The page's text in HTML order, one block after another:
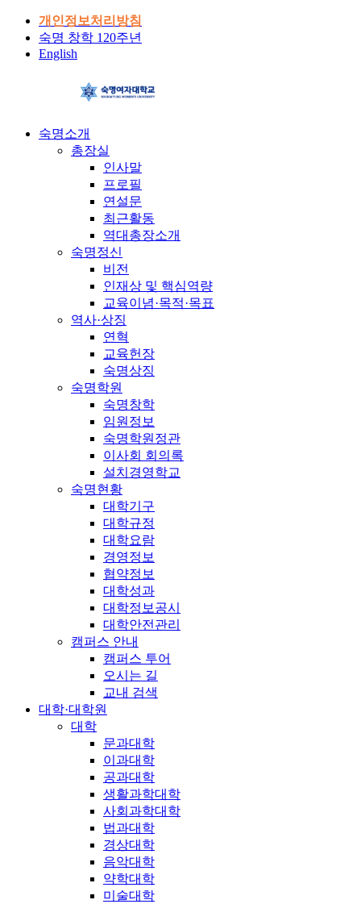
개인정보처리방침
숙명 창학 120주년
English
숙명소개
총장실
인사말
프로필
연설문
최근활동
역대총장소개
숙명정신
비전
인재상 및 핵심역량
교육이념·목적·목표
역사·상징
연혁
교육헌장
숙명상징
숙명학원
숙명창학
임원정보
숙명학원정관
이사회 회의록
설치경영학교
숙명현황
대학기구
대학규정
대학요람
경영정보
협약정보
대학성과
대학정보공시
대학안전관리
캠퍼스 안내
캠퍼스 투어
오시는 길
교내 검색
대학·대학원
대학
문과대학
이과대학
공과대학
생활과학대학
사회과학대학
법과대학
경상대학
음악대학
약학대학
미술대학